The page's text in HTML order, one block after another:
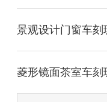
景观设计门窗车刻
菱形镜面茶室车刻